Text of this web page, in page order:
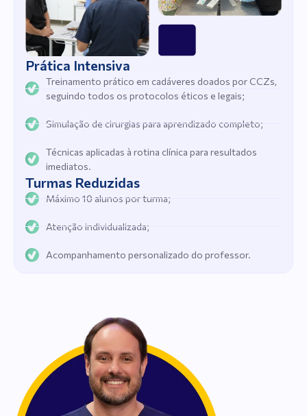
Prática Intensiva
Treinamento prático em cadáveres doados por CCZs,
seguindo todos os protocolos éticos e legais;
Simulação de cirurgias para aprendizado completo;
Técnicas aplicadas à rotina clínica para resultados
imediatos.
Turmas Reduzidas
Máximo 10 alunos por turma;
Atenção individualizada;
Acompanhamento personalizado do professor.